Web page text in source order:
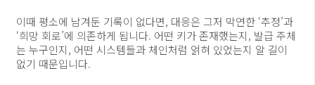
이때 평소에 남겨둔 기록이 없다면, 대응은 그저 막연한 ‘추정’과
‘희망 회로’에 의존하게 됩니다. 어떤 키가 존재했는지, 발급 주체
는 누구인지, 어떤 시스템들과 체인처럼 얽혀 있었는지 알 길이
없기 때문입니다.